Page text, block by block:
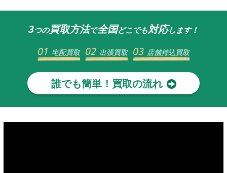
3つの買取方法で全国どこでも対応します！
01 宅配買取 02 出張買取 03 店舗持込買取
誰でも簡単！買取の流れ